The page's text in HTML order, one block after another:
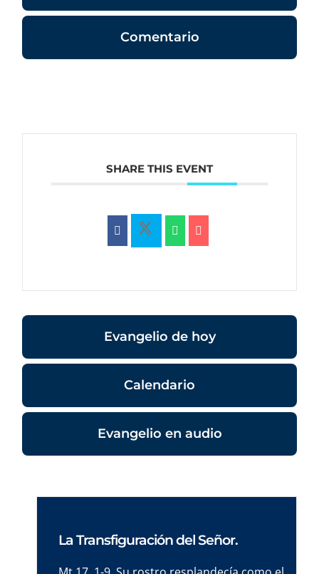
Comentario
SHARE THIS EVENT
Evangelio de hoy
Calendario
Evangelio en audio
La Transfiguración del Señor.